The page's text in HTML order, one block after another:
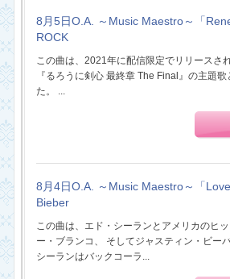
8月5日O.A. ～Music Maestro～「
ROCK
この曲は、2021年に配信限定でリリースさ
『るろうに剣心 最終章 The Final』の主題
た。 ...
8月4日O.A. ～Music Maestro～「
Bieber
この曲は、エド・シーランとアメリカのヒ
ー・ブランコ、 そしてジャスティン・ビー
シーランはバックコーラ...